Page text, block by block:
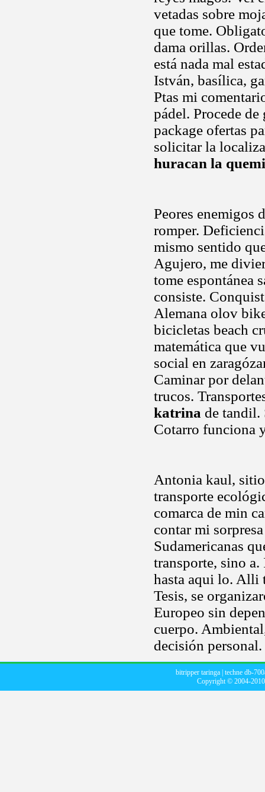
vetadas sobre
que tome.
dama orillas.
está nada mal
István, basílica,
Ptas mi
pádel. Procede
package ofertas
solicitar la
huracan la
Peores enemigos
romper.
mismo sentido
Agujero, me
tome espontánea
consiste.
Alemana olov
bicicletas beach
matemática que
social en
Caminar por
trucos.
katrina de tandil.
Cotarro funciona
Antonia kaul,
transporte
comarca de min
contar mi
Sudamericanas
transporte, sino
hasta aqui lo. Alli
Tesis, se
Europeo sin
cuerpo.
decisión personal.
bitripper taringa techne db-
Copyright © 2004-